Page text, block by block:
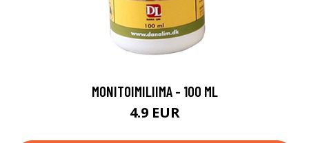
MONITOIMILIIMA - 100 ML
4.9 EUR